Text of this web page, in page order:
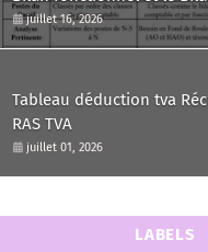
juillet 16, 2026
Tableau déduction tva
RAS TVA
juillet 01, 2026
LABELS